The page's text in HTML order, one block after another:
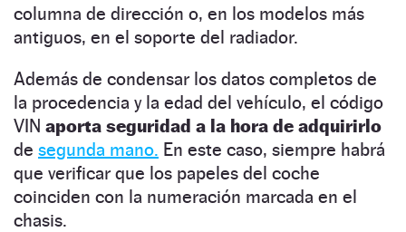
columna de dirección o, en los modelos más
antiguos, en el soporte del radiador.
Además de condensar los datos completos de
la procedencia y la edad del vehículo, el código
VIN aporta seguridad a la hora de adquirirlo
de segunda mano. En este caso, siempre habrá
que verificar que los papeles del coche
coinciden con la numeración marcada en el
chasis.